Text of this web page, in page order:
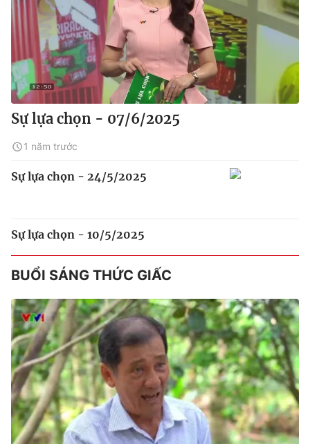
Sự lựa chọn - 07/6/2025
1 năm trước
Sự lựa chọn - 24/5/2025
Sự lựa chọn - 10/5/2025
BUỔI SÁNG THỨC GIẤC